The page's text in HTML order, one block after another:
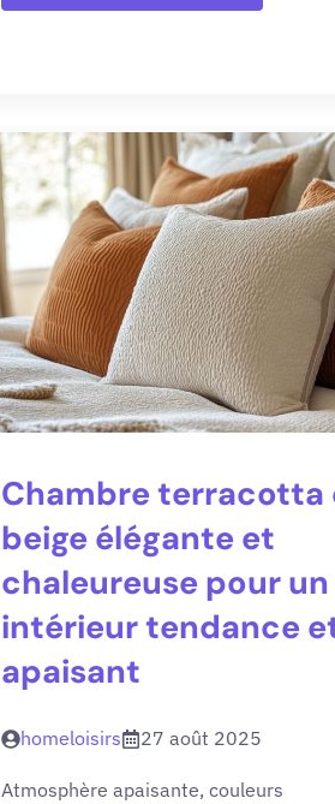
Chambre terracotta
beige élégante et
chaleureuse pour un
intérieur tendance
apaisant
homeloisirs 27 août 2025
Atmosphère apaisante, couleurs